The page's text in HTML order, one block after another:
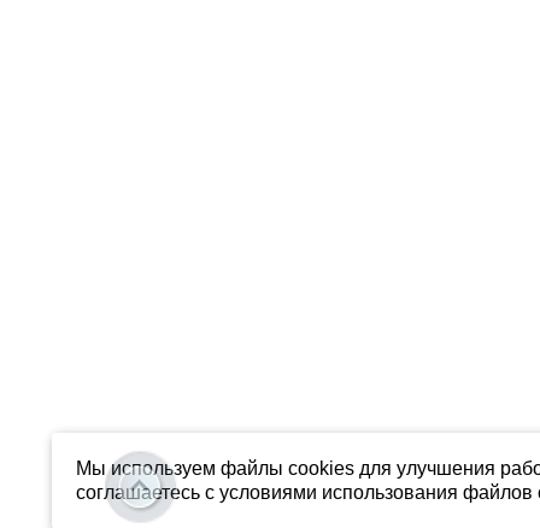
Мы используем файлы cookies для улучшения
соглашаетесь с условиями использования файлов